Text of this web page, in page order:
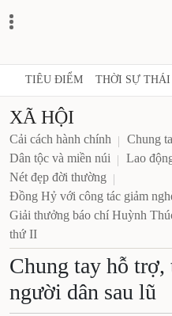
TIÊU ĐIỂM THỜI SỰ
XÃ HỘI
Cải cách hành chính
Chung
Dân tộc và miền núi
Lao
Nét đẹp đời thường
Đồng Hỷ với công tác giảm
Giải thưởng báo chí Huỳnh
thứ II
Chung tay hỗ trợ,
người dân sau lũ